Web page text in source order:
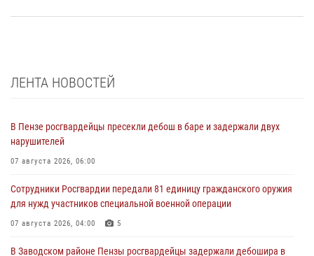
ЛЕНТА НОВОСТЕЙ
В Пензе росгвардейцы пресекли дебош в баре и задержали двух
нарушителей
07 августа 2026, 06:00
Сотрудники Росгвардии передали 81 единицу гражданского оружия
для нужд участников специальной военной операции
07 августа 2026, 04:00 5
В Заводском районе Пензы росгвардейцы задержали дебошира в